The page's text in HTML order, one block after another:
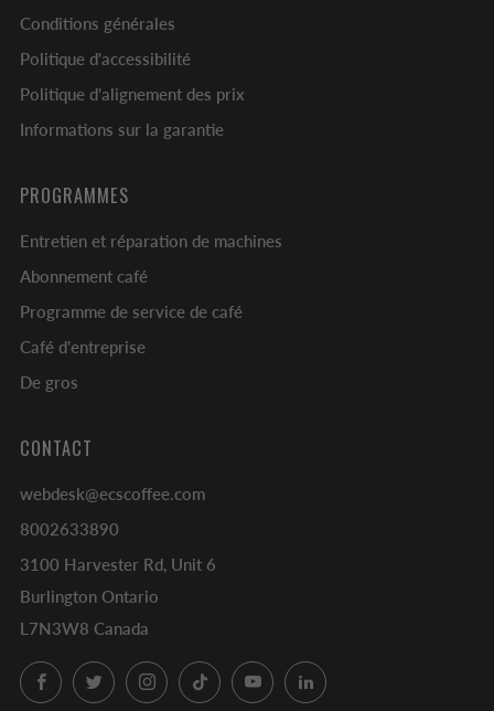
Conditions générales
Politique d'accessibilité
Politique d'alignement des prix
Informations sur la garantie
PROGRAMMES
Entretien et réparation de machines
Abonnement café
Programme de service de café
Café d'entreprise
De gros
CONTACT
webdesk@ecscoffee.com
8002633890
3100 Harvester Rd, Unit 6
Burlington Ontario
L7N3W8 Canada
FacebookTwitterInstagramTikTok YouTubeLinkedIn